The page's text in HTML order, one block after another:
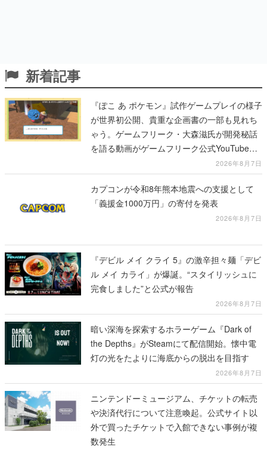
新着記事
『ぽこ あ ポケモン』試作ゲームプレイの様子
が世界初公開、貴重な企画書の一部も見れち
ゃう。ゲームフリーク・大森滋氏が開発秘話
を語る動画がゲームフリーク公式YouTubeで
2026年8月7日
カプコンが令和8年熊本地震への支援として
「義援金1000万円」の寄付を発表
2026年8月7日
『デビル メイ クライ 5』の激辛担々麺「デビ
ル メイ カライ」が爆誕。“スタイリッシュに
完食しました”と公式が報告
2026年8月7日
暗い深海を探索するホラーゲーム『Dark of
the Depths』がSteamにて配信開始。懐中電
灯の光をたよりに海底からの脱出を目指す
2026年8月7日
ニンテンドーミュージアム、チケットの転売
や決済代行について注意喚起。公式サイト以
外で買ったチケットで入館できない事例が複
数発生